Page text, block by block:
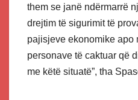
them se janë ndërmarrë
drejtim të sigurimit të
pajisjeve ekonomike apo
personave të caktuar që
me këtë situatë”, tha